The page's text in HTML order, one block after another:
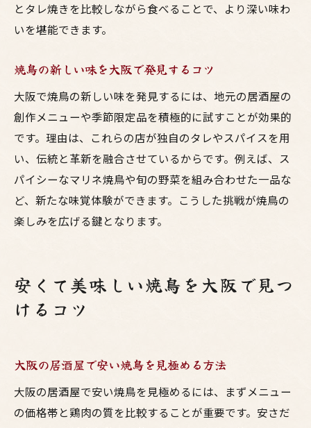
とタレ焼きを比較しながら食べることで、より深い味わ
いを堪能できます。
焼鳥の新しい味を大阪で発見するコツ
大阪で焼鳥の新しい味を発見するには、地元の居酒屋の
創作メニューや季節限定品を積極的に試すことが効果的
です。理由は、これらの店が独自のタレやスパイスを用
い、伝統と革新を融合させているからです。例えば、ス
パイシーなマリネ焼鳥や旬の野菜を組み合わせた一品な
ど、新たな味覚体験ができます。こうした挑戦が焼鳥の
楽しみを広げる鍵となります。
安くて美味しい焼鳥を大阪で見つ
けるコツ
大阪の居酒屋で安い焼鳥を見極める方法
大阪の居酒屋で安い焼鳥を見極めるには、まずメニュー
の価格帯と鶏肉の質を比較することが重要です。安さだ